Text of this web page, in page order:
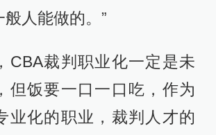
人能做的。”
CBA裁判职业化一定是未
但饭要一口一口吃，作为
业化的职业，裁判人才的